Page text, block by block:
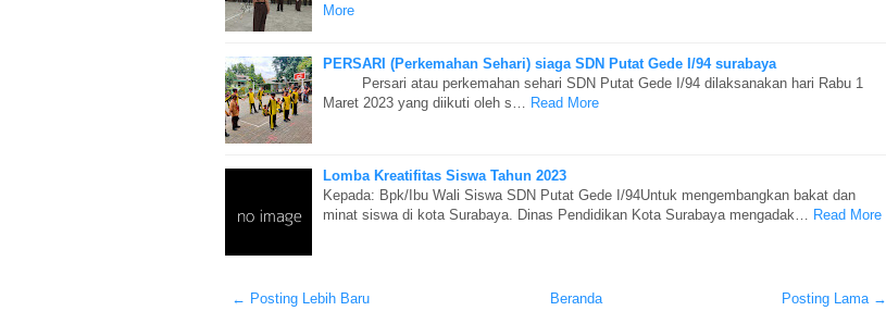
More
PERSARI (Perkemahan Sehari) siaga SDN Putat Gede I/94 surabaya
Persari atau perkemahan sehari SDN Putat Gede I/94 dilaksanakan hari Rabu 1
Maret 2023 yang diikuti oleh s…
Read More
Lomba Kreatifitas Siswa Tahun 2023
Kepada: Bpk/Ibu Wali Siswa SDN Putat Gede I/94Untuk mengembangkan bakat dan
minat siswa di kota Surabaya. Dinas Pendidikan Kota Surabaya mengadak…
Read More
← Posting Lebih Baru Posting Lama →
Beranda